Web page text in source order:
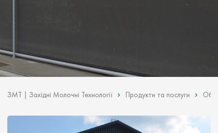
ЗМТ | Західні Молочні Технології Продукти та послуги